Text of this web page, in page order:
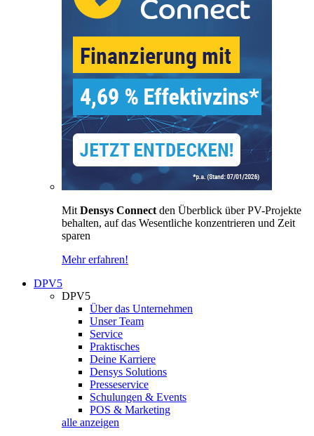
Mit Densys Connect den Überblick über PV-Projekte
behalten, auf das Wesentliche konzentrieren und Zeit
sparen
Mehr erfahren!
DPV5
DPV5
Über das Unternehmen
Unser Team
Service
Praktisches
Deine Karriere
Densys Solutions
Presseservice
Schulungen & Events
POS & Marketing
alle anzeigen